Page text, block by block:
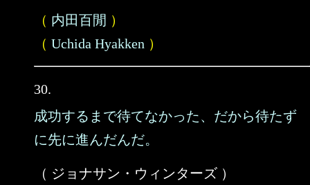
（ 内田百閒 ）
（ Uchida Hyakken ）
30.
成功するまで待てなかった、だから待たず
に先に進んだんだ。
（ ジョナサン・ウィンターズ ）